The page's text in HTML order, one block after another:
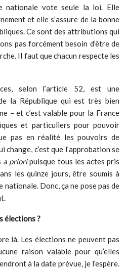
nationale vote seule la loi. Elle
et elle s’assure de la bonne
Ce sont des attributions qui
pas forcément besoin d’être de
Il faut que chacun respecte les
selon l’article 52, est une
la République qui est très bien
– et c’est valable pour la France
et particuliers pour pouvoir
pas en réalité les pouvoirs de
change, c’est que l’approbation se
a prioripuisque tous les actes pris
les quinze jours, être soumis à
nationale. Donc, ça ne pose pas de
élections ?
là. Les élections ne peuvent pas
raison valable pour qu’elles
à la date prévue, je l’espère.